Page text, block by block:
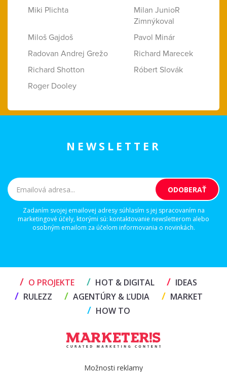
Miki Plichta
Milan JunioR
Zimnýkoval
Miloš Gajdoš
Pavol Minár
Radovan Andrej Grežo
Richard Marecek
Richard Shotton
Róbert Slovák
Roger Dooley
NEWSLETTER
Zadaním svojej emailovej adresy súhlasím s jej spracovaním na
marketingové účely, ktorými sú: kontaktovanie newsletterom alebo
osobným emailom za účelom informovania o novinkách.
/ O PROJEKTE / HOT & DIGITAL / IDEAS
/ RULEZZ / AGENTÚRY & ĽUDIA / MARKET
/ HOW TO
Možnosti reklamy